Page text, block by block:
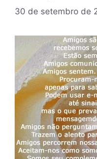
30 de setembro de